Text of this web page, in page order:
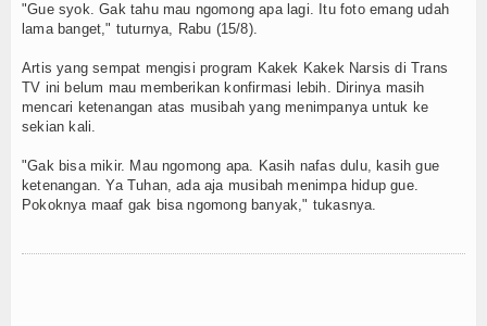
Gallery
Agenda
Forum
Register
Login
"Gue syok. Gak tahu mau ngomong apa lagi. Itu foto emang udah
lama banget," tuturnya, Rabu (15/8).
Artis yang sempat mengisi program Kakek Kakek Narsis di Trans
TV ini belum mau memberikan konfirmasi lebih. Dirinya masih
mencari ketenangan atas musibah yang menimpanya untuk ke
sekian kali.
"Gak bisa mikir. Mau ngomong apa. Kasih nafas dulu, kasih gue
ketenangan. Ya Tuhan, ada aja musibah menimpa hidup gue.
Pokoknya maaf gak bisa ngomong banyak," tukasnya.